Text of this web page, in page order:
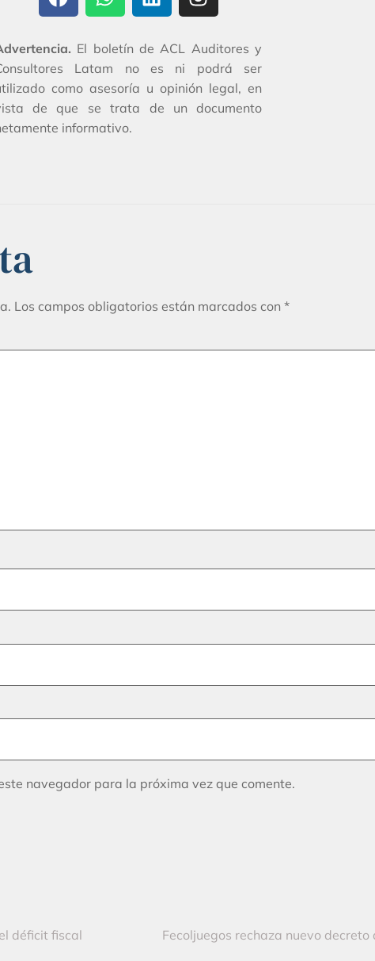
El boletín de ACL Auditores y
Latam no es ni podrá ser
como asesoría u opinión legal, en
de que se trata de un documento
informativo.
Los campos obligatorios están marcados con *
navegador para la próxima vez que comente.
déficit fiscal Fecoljuegos rechaza nuevo